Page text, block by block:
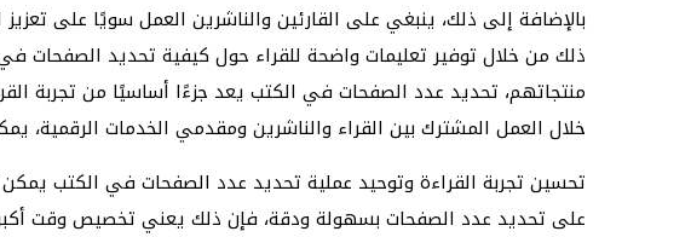
بالإضافة إلى ذلك، ينبغي على القارئين والناشرين العمل سويًا على
ذلك من خلال توفير تعليمات واضحة للقراء حول كيفية تحديد الصفحات
منتجاتهم، تحديد عدد الصفحات في الكتب يعد جزءًا أساسيًا من تجربة
خلال العمل المشترك بين القراء والناشرين ومقدمي الخدمات
تحسين تجربة القراءة وتوحيد عملية تحديد عدد الصفحات في الكتب
على تحديد عدد الصفحات بسهولة ودقة، فإن ذلك يعني تخصيص وقت